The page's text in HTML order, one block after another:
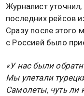
Журналист
последних рейсов
Сразу после этого
с Россией было
«У нас были
Мы улетали
Самолеты, чуть ли